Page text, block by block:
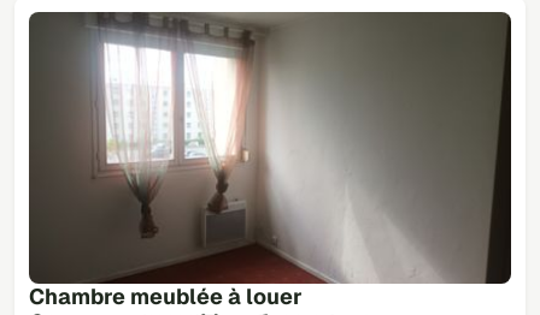
Chambre meublée à louer